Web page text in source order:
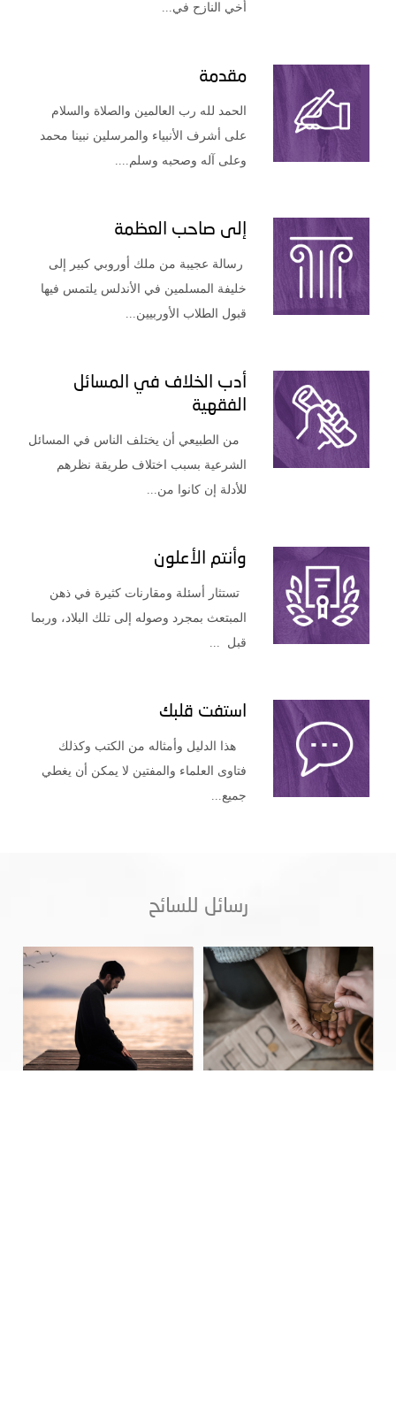
أخي النازح في...
مقدمة
الحمد لله رب العالمين والصلاة والسلام
على أشرف الأنبياء والمرسلين نبينا محمد
وعلى آله وصحبه وسلم....
إلى صاحب العظمة
رسالة عجيبة من ملك أوروبي كبير إلى
خليفة المسلمين في الأندلس يلتمس فيها
قبول الطلاب الأوربيين...
أدب الخلاف في المسائل
الفقهية
من الطبيعي أن يختلف الناس في المسائل
الشرعية بسبب اختلاف طريقة نظرهم
للأدلة إن كانوا من...
وأنتم الأعلون
تستثار أسئلة ومقارنات كثيرة في ذهن
المبتعث بمجرد وصوله إلى تلك البلاد، وربما
قبل ...
استفت قلبك
هذا الدليل وأمثاله من الكتب وكذلك
فتاوى العلماء والمفتين لا يمكن أن يغطي
جميع...
رسائل للسائح